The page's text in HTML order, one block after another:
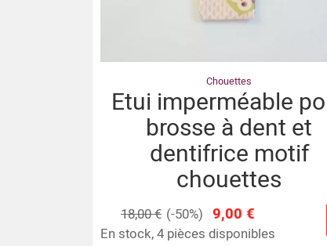
Chouettes
Etui imperméable
brosse à dent et
dentifrice motif
chouettes
18,00 € (-50%) 9,00 €
En stock, 4 pièces disponibles